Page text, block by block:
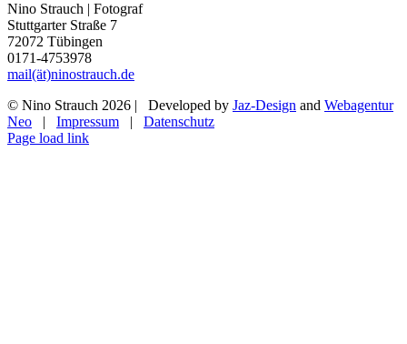
Nino Strauch | Fotograf
Stuttgarter Straße 7
72072 Tübingen
0171-4753978
mail(ät)ninostrauch.de
© Nino Strauch 2026 | Developed by Jaz-Design and Webagentur
Neo | Impressum | Datenschutz
Instagram
Page load link